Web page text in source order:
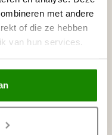
met andere
of die ze hebben
van hun services.